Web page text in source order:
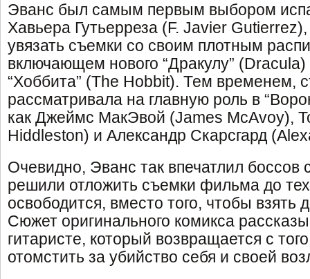
Эванс был самым первым выбором
Хавьера Гутьерреза (F. Javier
увязать съемки со своим плотным
включающем нового “Дракулу”
“Хоббита” (The Hobbit). Тем временем,
рассматривала на главную роль в
как Джеймс МакЭвой (James McAvoy),
Hiddleston) и Александр Скарсгард
Очевидно, Эванс так впечатлил боссов
решили отложить съемки фильма до
освободится, вместо того, чтобы взять
Сюжет оригинального комикса
гитаристе, который возвращается с
отомстить за убийство себя и своей